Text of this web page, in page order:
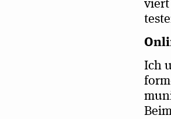
viert
Ich